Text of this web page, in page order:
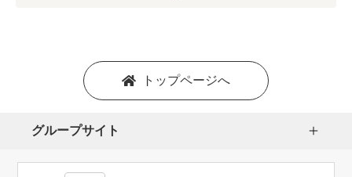
トップページへ
グループサイト